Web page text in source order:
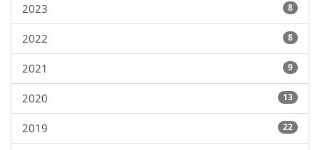
2023 8
2022 8
2021 9
2020 13
2019 22